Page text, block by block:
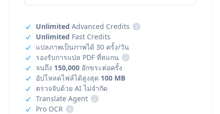
Unlimited Advanced Credits
i
Unlimited Fast Credits
แปลภาพเป็นภาพได้ 30 ครั้ง/วัน
รองรับการแปล PDF ที่สแกน
i
จนถึง 150,000 อักขระต่อครั้ง
อัปโหลดไฟล์ได้สูงสุด 100 MB
ตรวจจับด้วย AI ไม่จำกัด
Translate Agent
i
Pro OCR
i